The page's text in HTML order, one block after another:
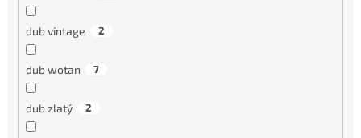
dub vintage 2
dub wotan 7
dub zlatý 2